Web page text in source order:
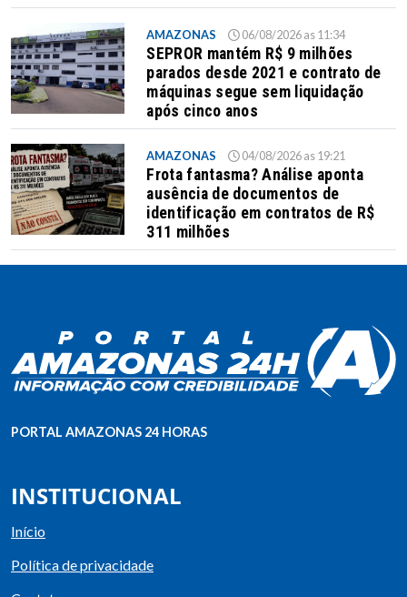
AMAZONAS 06/08/2026 as 11:34
SEPROR mantém R$ 9 milhões
parados desde 2021 e contrato de
máquinas segue sem liquidação
após cinco anos
AMAZONAS 04/08/2026 as 19:21
Frota fantasma? Análise aponta
ausência de documentos de
identificação em contratos de R$
311 milhões
PORTAL AMAZONAS 24 HORAS
INSTITUCIONAL
Início
Política de privacidade